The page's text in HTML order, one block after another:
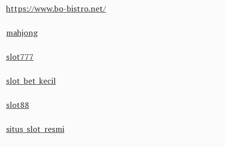
https://www.bo-bistro.net/
mahjong
slot777
slot bet kecil
slot88
situs slot resmi